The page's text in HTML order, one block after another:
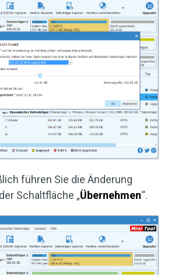
führen Sie die Änderung
Schaltfläche „Übernehmen“.